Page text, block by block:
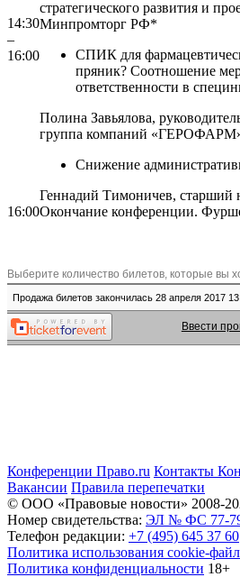
14:30
–
16:00
стратегического развития и
Минпромторг РФ*
СПИК для
пряник? Соотношение
ответственности в
Полина Завьялова,
группа компаний
Снижение
Геннадий Тимоничев, старший
16:00Окончание конференции.
Конференции Право.ru Контакты
Вакансии Правила перепечатки
© ООО «Правовые новости» 2008-
Номер свидетельства: ЭЛ № ФС 77-
Телефон редакции: +7 (495) 645 37 60
Политика использования cookie-
Политика конфиденциальности 18+